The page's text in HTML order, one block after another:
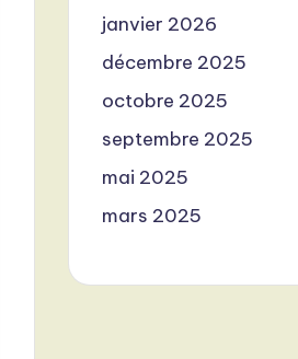
janvier 2026
décembre 2025
octobre 2025
septembre 2025
mai 2025
mars 2025